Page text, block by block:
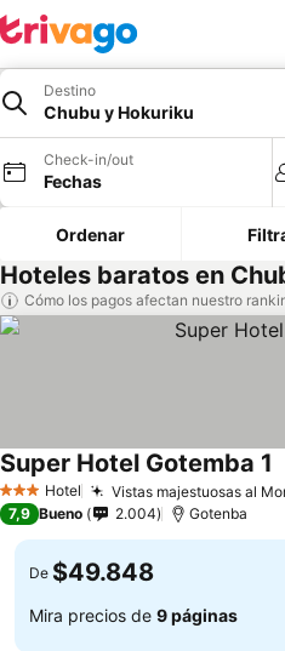
Destino
Chubu y Hokuriku
Check-in/out
Fechas
Ordenar
Hoteles baratos en
Cómo los pagos afectan nuestro
3 Estrellas
Hotel Vistas majestuosas al
Super Hotel Gotemba 1
7,9 Bueno 2.004 Gotenba
De $49.848
Mira precios de 9 páginas